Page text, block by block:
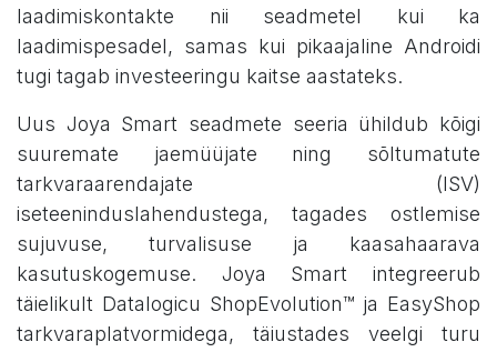
laadimiskontakte nii seadmetel kui ka
laadimispesadel, samas kui pikaajaline Androidi
tugi tagab investeeringu kaitse aastateks.
Uus Joya Smart seadmete seeria ühildub kõigi
suuremate jaemüüjate ning sõltumatute
tarkvaraarendajate (ISV)
iseteeninduslahendustega, tagades ostlemise
sujuvuse, turvalisuse ja kaasahaarava
kasutuskogemuse. Joya Smart integreerub
täielikult Datalogicu ShopEvolution™ ja EasyShop
tarkvaraplatvormidega, täiustades veelgi turu